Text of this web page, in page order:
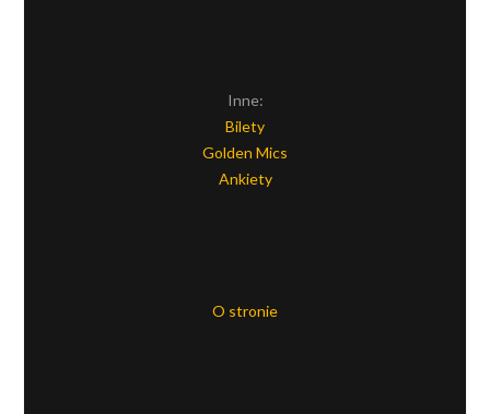
Inne:
Bilety
Golden Mics
Ankiety
O stronie